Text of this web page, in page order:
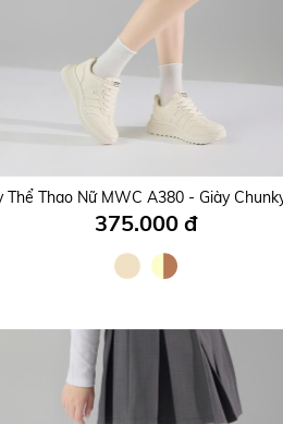
375.000 đ
275.000 đ